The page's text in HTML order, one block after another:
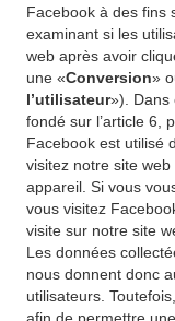
Facebook à des fins
examinant si les
web après avoir
une «Conversion»
l’utilisateur»). Dans
fondé sur l’article 6,
Facebook est utilisé
visitez notre site
appareil. Si vous
vous visitez
visite sur notre site
Les données
nous donnent donc
utilisateurs.